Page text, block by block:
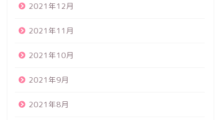
2021年12月
2021年11月
2021年10月
2021年9月
2021年8月